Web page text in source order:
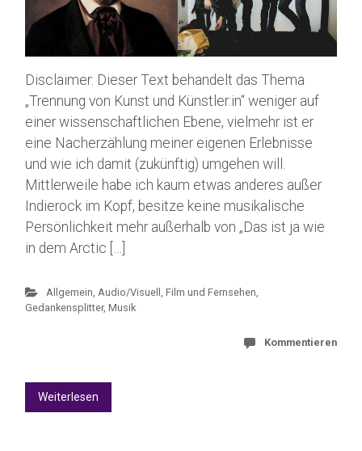
Disclaimer: Dieser Text behandelt das Thema
„Trennung von Kunst und Künstler:in“ weniger auf
einer wissenschaftlichen Ebene, vielmehr ist er
eine Nacherzählung meiner eigenen Erlebnisse
und wie ich damit (zukünftig) umgehen will.
Mittlerweile habe ich kaum etwas anderes außer
Indierock im Kopf, besitze keine musikalische
Persönlichkeit mehr außerhalb von „Das ist ja wie
in dem Arctic […]
Allgemein Audio/Visuell Film und Fernsehen
Gedankensplitter, Musik
Kommentieren
Weiterlesen